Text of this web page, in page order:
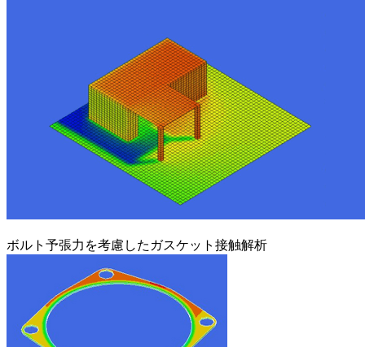
ボルト予張力を考慮したガスケット接触解析